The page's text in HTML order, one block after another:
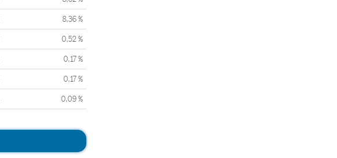
8,36 %
0,52 %
0,17 %
0,17 %
0,09 %